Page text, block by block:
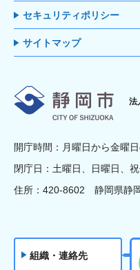
セキュリティポリシー
サイトマップ
静
法
開庁時間：月曜日から金曜
閉庁日：土曜日、日曜日、
住所：420-8602 静岡県静
組織・連絡先